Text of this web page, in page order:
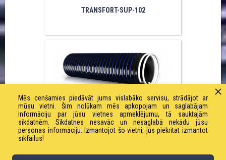
TRANSFORT-SUP-102
Mēs cenšamies piedāvāt jums vislabāko servisu, strādājot ar
mūsu vietni. Šim nolūkam mēs apkopojam un saglabājam
informāciju par jūsu vietnes apmeklējumu, tā sauktajām
sīkdatnēm. Sīkdatnes nesavāc un nesaglabā nekādu jūsu
personas informāciju. Izmantojot šo vietni, jūs piekrītat izmantot
sīkfailus!